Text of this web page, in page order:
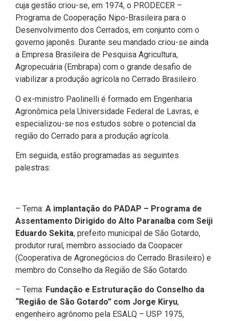
cuja gestão criou-se, em 1974, o PRODECER –
Programa de Cooperação Nipo-Brasileira para o
Desenvolvimento dos Cerrados, em conjunto com o
governo japonês. Durante seu mandado criou-se ainda
a Empresa Brasileira de Pesquisa Agricultura,
Agropecuária (Embrapa) com o grande desafio de
viabilizar a produção agrícola no Cerrado Brasileiro.
O ex-ministro Paolinelli é formado em Engenharia
Agronômica pela Universidade Federal de Lavras, e
especializou-se nos estudos sobre o potencial da
região do Cerrado para a produção agrícola.
Em seguida, estão programadas as seguintes
palestras:
– Tema: A implantação do PADAP – Programa de
Assentamento Dirigido do Alto Paranaíba com Seiji
Eduardo Sekita, prefeito municipal de São Gotardo,
produtor rural, membro associado da Coopacer
(Cooperativa de Agronegócios do Cerrado Brasileiro) e
membro do Conselho da Região de São Gotardo.
– Tema: Fundação e Estruturação do Conselho da
“Região de São Gotardo” com Jorge Kiryu,
engenheiro agrônomo pela ESALQ – USP 1975,